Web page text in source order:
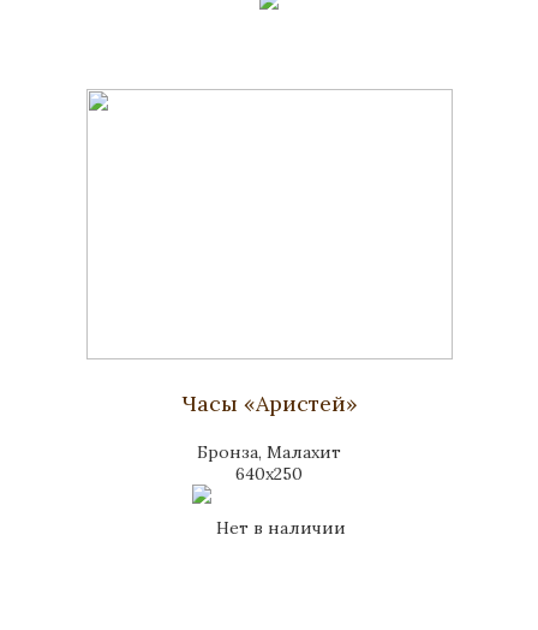
Часы «Аристей»
Бронза, Малахит
640х250
Нет в наличии